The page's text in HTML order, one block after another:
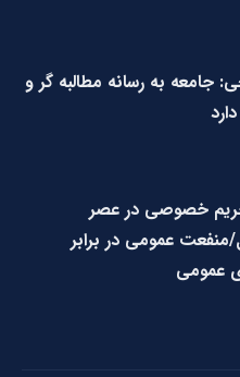
جامعه به رسانه مطالبه گر و
خصوصی در عصر
منفعت عمومی در برابر
عمومی